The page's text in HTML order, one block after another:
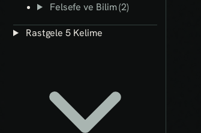
Felsefe ve Bilim (2)
Rastgele 5 Kelime